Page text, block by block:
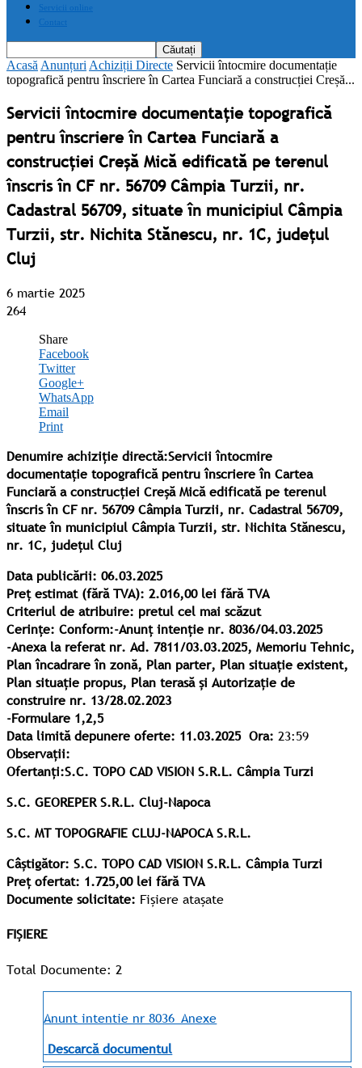
Servicii online
Contact
Acasă Anunțuri Achiziții Directe Servicii întocmire documentație
topografică pentru înscriere în Cartea Funciară a construcției Creșă...
Servicii întocmire documentație topografică
pentru înscriere în Cartea Funciară a
construcției Creșă Mică edificată pe terenul
înscris în CF nr. 56709 Câmpia Turzii, nr.
Cadastral 56709, situate în municipiul Câmpia
Turzii, str. Nichita Stănescu, nr. 1C, județul
Cluj
6 martie 2025
264
Share
Facebook
Twitter
Google+
WhatsApp
Email
Print
Denumire achiziție directă:Servicii întocmire
documentație topografică pentru înscriere în Cartea
Funciară a construcției Creșă Mică edificată pe terenul
înscris în CF nr. 56709 Câmpia Turzii, nr. Cadastral 56709,
situate în municipiul Câmpia Turzii, str. Nichita Stănescu,
nr. 1C, județul Cluj
Data publicării: 06.03.2025
Preț estimat (fără TVA): 2.016,00 lei fărăTVA
Criteriul de atribuire: pretul cel mai scăzut
Cerințe: Conform:-Anunț intenție nr. 8036/04.03.2025
-Anexa la referat nr. Ad. 7811/03.03.2025, Memoriu Tehnic,
Plan încadrare în zonă, Plan parter, Plan situație existent,
Plan situație propus, Plan terasă și Autorizație de
construire nr. 13/28.02.2023
-Formulare 1,2,5
Data limită depunere oferte: 11.03.2025 Ora: 23:59
Observații:
Ofertanți:S.C. TOPO CAD VISION S.R.L. Câmpia Turzi
S.C. GEOREPERS.R.L. Cluj-Napoca
S.C. MT TOPOGRAFIE CLUJ-NAPOCAS.R.L.
Câștigător: S.C. TOPO CAD VISION S.R.L. Câmpia Turzi
Preț ofertat: 1.725,00lei fără TVA
Documente solicitate: Fișiere atașate
FIȘIERE
Total Documente: 2
Anunt intentie nr 8036_Anexe
Descarcă documentul